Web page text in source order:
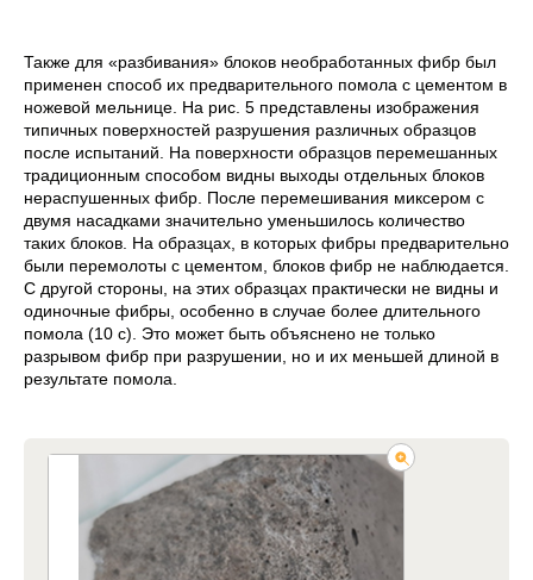
Также для «разбивания» блоков необработанных фибр был
применен способ их предварительного помола с цементом в
ножевой мельнице. На рис. 5 представлены изображения
типичных поверхностей разрушения различных образцов
после испытаний. На поверхности образцов перемешанных
традиционным способом видны выходы отдельных блоков
нераспушенных фибр. После перемешивания миксером с
двумя насадками значительно уменьшилось количество
таких блоков. На образцах, в которых фибры предварительно
были перемолоты с цементом, блоков фибр не наблюдается.
С другой стороны, на этих образцах практически не видны и
одиночные фибры, особенно в случае более длительного
помола (10 с). Это может быть объяснено не только
разрывом фибр при разрушении, но и их меньшей длиной в
результате помола.